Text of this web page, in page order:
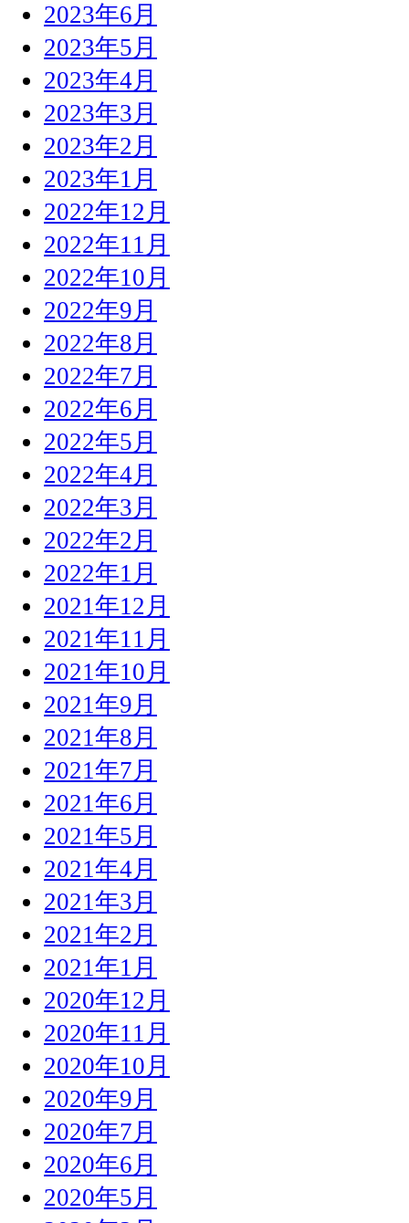
2023年6月
2023年5月
2023年4月
2023年3月
2023年2月
2023年1月
2022年12月
2022年11月
2022年10月
2022年9月
2022年8月
2022年7月
2022年6月
2022年5月
2022年4月
2022年3月
2022年2月
2022年1月
2021年12月
2021年11月
2021年10月
2021年9月
2021年8月
2021年7月
2021年6月
2021年5月
2021年4月
2021年3月
2021年2月
2021年1月
2020年12月
2020年11月
2020年10月
2020年9月
2020年7月
2020年6月
2020年5月